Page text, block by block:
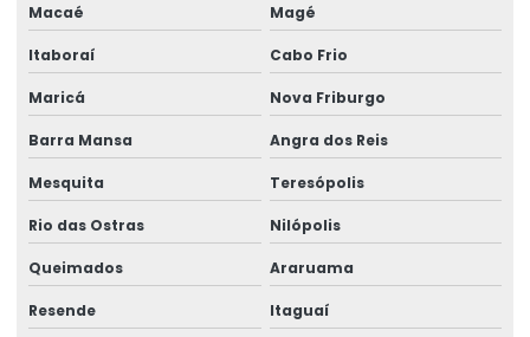
Etiquetas void personalizadas
Lacre adesivo
Lacre adesivo casca de ovo
Lacre adesivo destrutível
Lacre adesivo personalizado
Lacre adesivo de segurança
Macaé Magé
Itaboraí Cabo Frio
Maricá Nova Friburgo
Barra Mansa Angra dos Reis
Mesquita Teresópolis
Rio das Ostras Nilópolis
Queimados Araruama
Resende Itaguaí